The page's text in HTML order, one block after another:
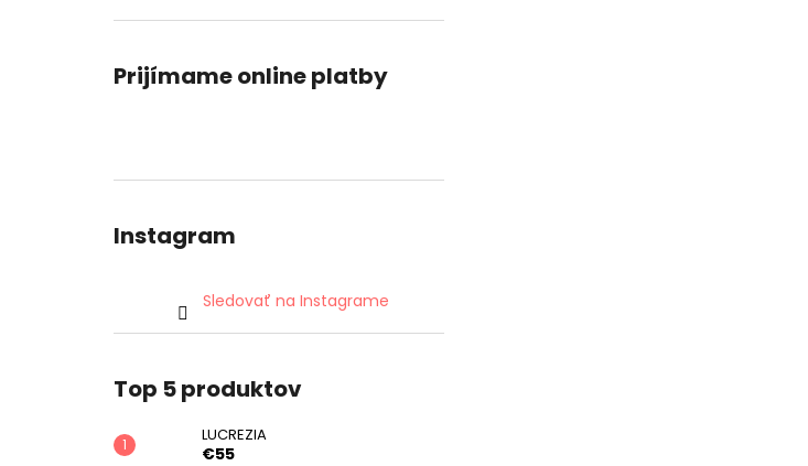
Prijímame online platby
Instagram
Sledovať na Instagrame
Top 5 produktov
LUCREZIA
€55